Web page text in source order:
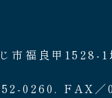
市福良甲1528-
0260. FAX／